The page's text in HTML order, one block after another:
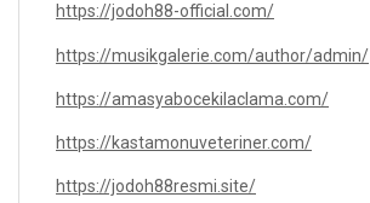
https://jodoh88-official.com/
https://musikgalerie.com/author/admin/
https://amasyabocekilaclama.com/
https://kastamonuveteriner.com/
https://jodoh88resmi.site/